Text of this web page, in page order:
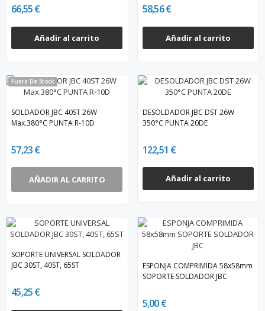
66,55 €
Añadir al carrito
58,56 €
Añadir al carrito
Fuera De Stock
SOLDADOR JBC 40ST 26W
Max.380°C PUNTA R-10D
57,23 €
AÑADIR AL CARRITO
DESOLDADOR JBC DST 26W
350°C PUNTA 20DE
122,51 €
Añadir al carrito
SOPORTE UNIVERSAL SOLDADOR
JBC 30ST, 40ST, 65ST
45,25 €
ESPONJA COMPRIMIDA 58x58mm
SOPORTE SOLDADOR JBC
5,00 €